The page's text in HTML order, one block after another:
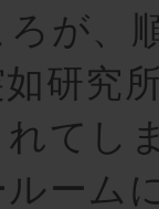
が、
研究
てし
ーム